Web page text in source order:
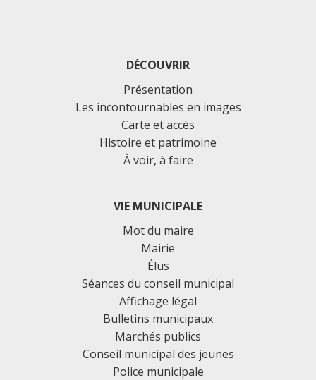
DÉCOUVRIR
Présentation
Les incontournables en images
Carte et accès
Histoire et patrimoine
À voir, à faire
VIE MUNICIPALE
Mot du maire
Mairie
Élus
Séances du conseil municipal
Affichage légal
Bulletins municipaux
Marchés publics
Conseil municipal des jeunes
Police municipale